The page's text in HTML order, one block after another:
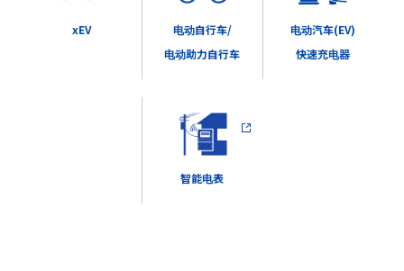
xEV
电动自行车/
电动助力自行车
电动汽车(EV)
快速充电器
智能电表